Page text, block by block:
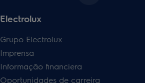
Electrolux
Grupo Electrolux
Imprensa
Informação financiera
Oportunidades de carreira